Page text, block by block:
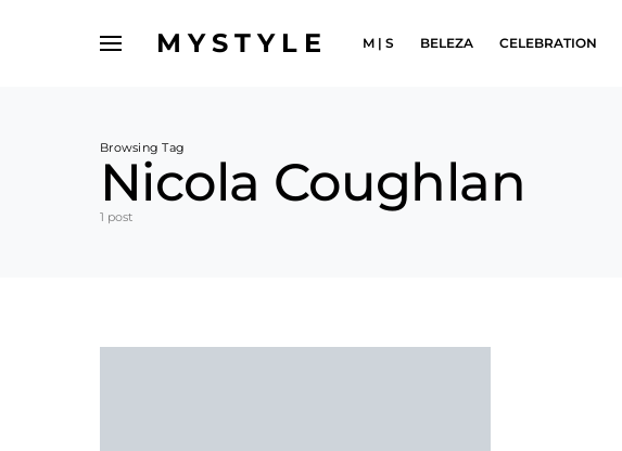
MYSTYLE M | S BELEZA CELEBRATION
Browsing Tag
Nicola Coughlan
1 post